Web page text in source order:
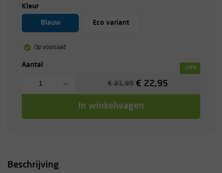
Kleur
Blauw Eco variant
Op voorraad
Aantal -28%
1 € 31,95 € 22,95
In winkelwagen
Beschrijving